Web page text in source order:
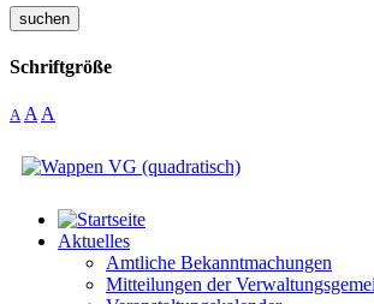
suchen
Schriftgröße
A A A
Aktuelles
Amtliche Bekanntmachungen
Mitteilungen der